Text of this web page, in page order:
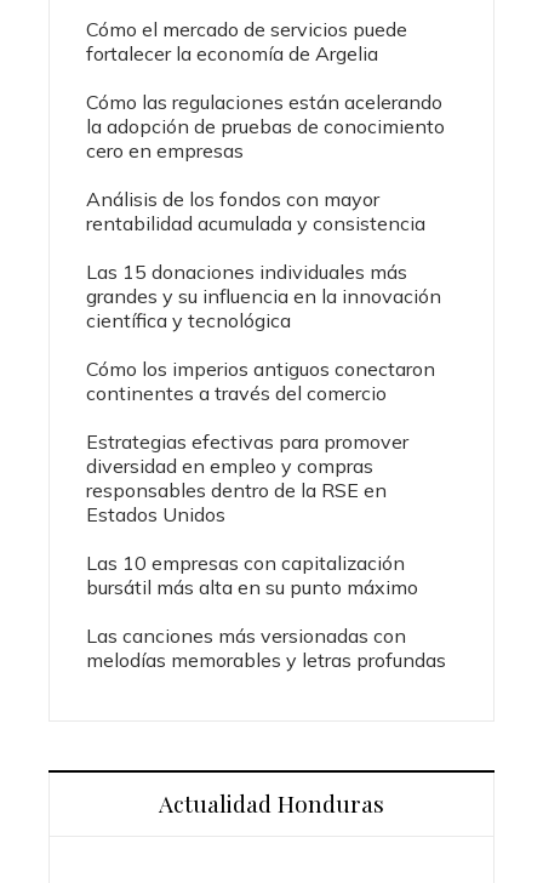
Cómo el mercado de servicios puede
fortalecer la economía de Argelia
Cómo las regulaciones están acelerando
la adopción de pruebas de conocimiento
cero en empresas
Análisis de los fondos con mayor
rentabilidad acumulada y consistencia
Las 15 donaciones individuales más
grandes y su influencia en la innovación
científica y tecnológica
Cómo los imperios antiguos conectaron
continentes a través del comercio
Estrategias efectivas para promover
diversidad en empleo y compras
responsables dentro de la RSE en
Estados Unidos
Las 10 empresas con capitalización
bursátil más alta en su punto máximo
Las canciones más versionadas con
melodías memorables y letras profundas
Actualidad Honduras